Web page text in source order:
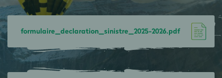
formulaire_declaration_sinistre_2025-2026.pdf